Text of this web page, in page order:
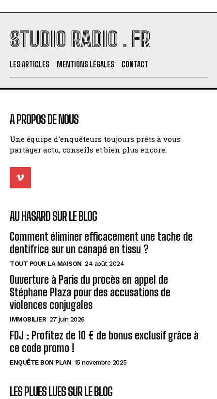
STUDIO RADIO . FR
LES ARTICLES MENTIONS LÉGALES CONTACT
A PROPOS DE NOUS
Une équipe d'enquêteurs toujours prêts à vous
partager actu, conseils et bien plus encore.
AU HASARD SUR LE BLOG
Comment éliminer efficacement une tache de
dentifrice sur un canapé en tissu ?
TOUT POUR LA MAISON 24 août 2024
Ouverture à Paris du procès en appel de
Stéphane Plaza pour des accusations de
violences conjugales
IMMOBILIER 27 juin 2026
FDJ : Profitez de 10 € de bonus exclusif grâce à
ce code promo !
ENQUÊTE BON PLAN 15 novembre 2025
LES PLUES LUES SUR LE BLOG